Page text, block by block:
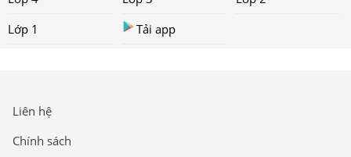
Lớp 1
Tải app
Liên hệ
Chính sách